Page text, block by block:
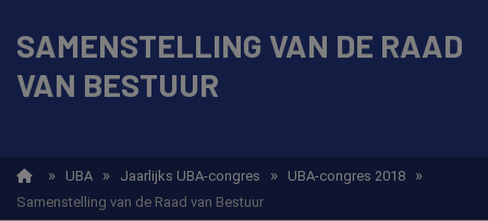
NEDERLANDS
FRANÇAIS
Zoek
SAMENSTELLING VAN DE RAAD
VAN BESTUUR
» UBA » Jaarlijks UBA-congres » UBA-congres 2018 »
Samenstelling van de Raad van Bestuur